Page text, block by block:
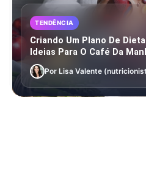
TENDÊNCIA
Criando Um Plano De
Ideias Para O Café Da
Por Lisa Valente